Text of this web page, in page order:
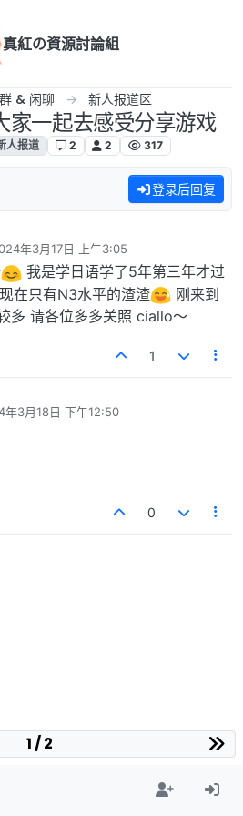
真紅の資源討論組
& 闲聊 新人报道区
家一起去感受分享游戏
人报道 2 2 317
登录后回复
年3月17日 上午3:05
编辑
我是学日语学了5年第三年才过
在只有N3水平的渣渣
刚来到
多 请各位多多关照 ciallo〜
1
年3月18日 下午12:50
辑
0
1 / 2